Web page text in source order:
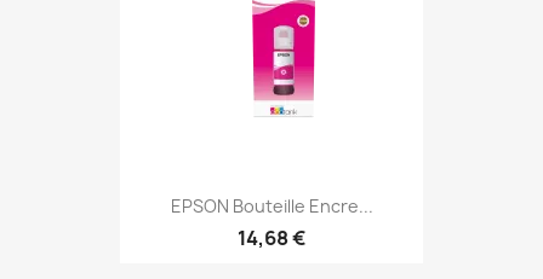
EPSON Bouteille Encre...
14,68 €